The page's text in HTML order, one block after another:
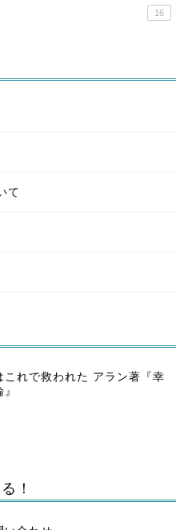
16
て
これで救われた アラン著『幸
！